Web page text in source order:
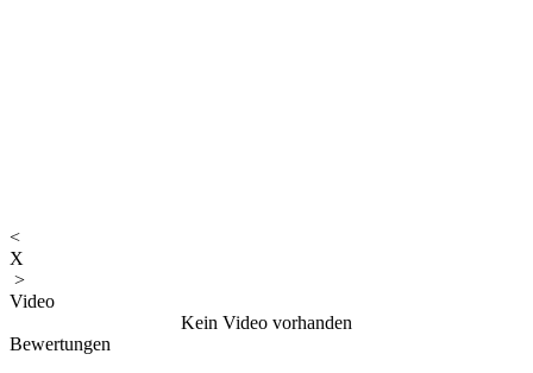
<
X
>
Video
Kein Video vorhanden
Bewertungen